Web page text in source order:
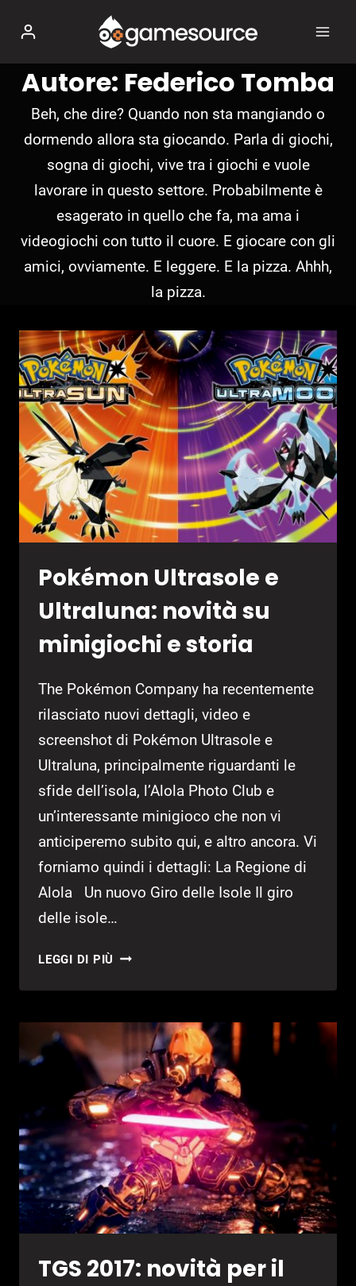
contenuto
Autore: Federico Tomba
Beh, che dire? Quando non sta mangiando o
dormendo allora sta giocando. Parla di giochi,
sogna di giochi, vive tra i giochi e vuole
lavorare in questo settore. Probabilmente è
esagerato in quello che fa, ma ama i
videogiochi con tutto il cuore. E giocare con gli
amici, ovviamente. E leggere. E la pizza. Ahhh,
la pizza.
Pokémon Ultrasole e
Ultraluna: novità su
minigiochi e storia
The Pokémon Company ha recentemente
rilasciato nuovi dettagli, video e
screenshot di Pokémon Ultrasole e
Ultraluna, principalmente riguardanti le
sfide dell’isola, l’Alola Photo Club e
un’interessante minigioco che non vi
anticiperemo subito qui, e altro ancora. Vi
forniamo quindi i dettagli: La Regione di
Alola Un nuovo Giro delle Isole Il giro
delle isole…
LEGGI DI PIÙ POKÉMON
E
NOVITÀ
SU
MINIGIOCHI
E
STORIA
TGS 2017: novità per il